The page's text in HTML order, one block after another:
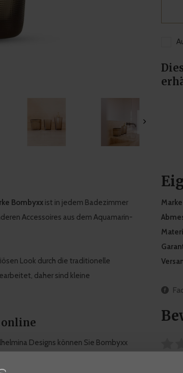
Bombyxx ist in jedem Badezimmer
Accessoires aus dem Aquamarin-
Look durch die traditionelle
daher sind kleine
online
Designs können Sie Bombyxx
an Glasvasen, Schalen, Teelichter
Marke